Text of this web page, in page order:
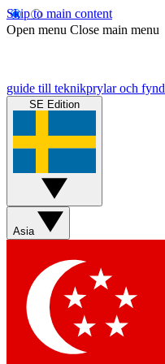
Skip to main content
Open menu Close main menu
guide till teknikprylar och fynd
SE Edition
Asia